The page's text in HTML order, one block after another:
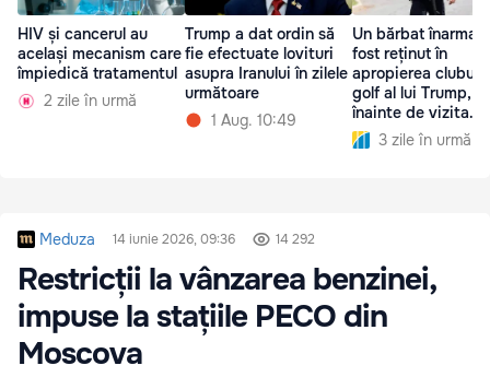
HIV și cancerul au
același mecanism care
împiedică tratamentul
2 zile în urmă
Trump a dat ordin să
fie efectuate lovituri
asupra Iranului în zilele
următoare
1 Aug. 10:49
Un bărbat înarmat
fost reținut în
apropierea
golf al lui Trump,
înainte de vizita
președintelui
3 zile în urmă
Meduza 14 iunie 2026, 09:36 14 292
Restricții la vânzarea benzinei,
impuse la stațiile PECO din
Moscova